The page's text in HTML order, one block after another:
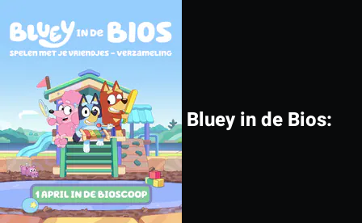
Bluey in de Bios: